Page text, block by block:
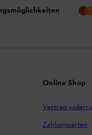
Online Shop
Vertrag
Zahlungsarten